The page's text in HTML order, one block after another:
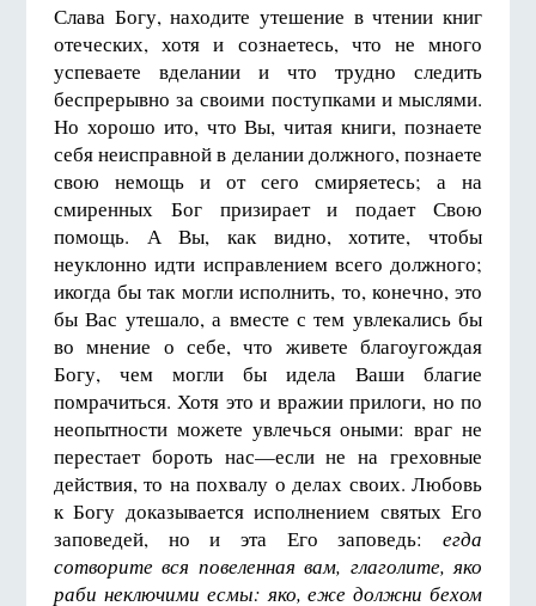
Слава Богу, находите утешение в чтении книг
отеческих, хотя и сознаетесь, что не много
успеваете вделании и что трудно следить
беспрерывно за своими поступками и мыслями.
Но хорошо ито, что Вы, читая книги, познаете
себя неисправной в делании должного, познаете
свою немощь и от сего смиряетесь; а на
смиренных Бог призирает и подает Свою
помощь. А Вы, как видно, хотите, чтобы
неуклонно идти исправлением всего должного;
икогда бы так могли исполнить, то, конечно, это
бы Вас утешало, а вместе с тем увлекались бы
во мнение о себе, что живете благоугождая
Богу, чем могли бы идела Ваши благие
помрачиться. Хотя это и вражии прилоги, но по
неопытности можете увлечься оными: враг не
перестает бороть нас—если не на греховные
действия, то на похвалу о делах своих. Любовь
к Богу доказывается исполнением святых Его
заповедей, но и эта Его заповедь:егда
сотворите вся повеленная вам, глаголите, яко
раби неключими есмы: яко, еже должни бехом